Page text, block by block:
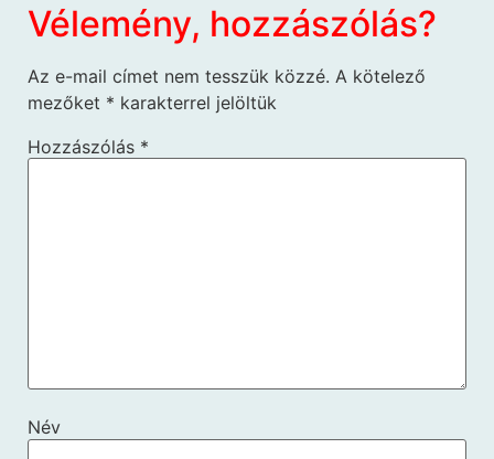
Vélemény, hozzászólás?
Az e-mail címet nem tesszük közzé. A kötelező
mezőket * karakterrel jelöltük
Hozzászólás *
Név